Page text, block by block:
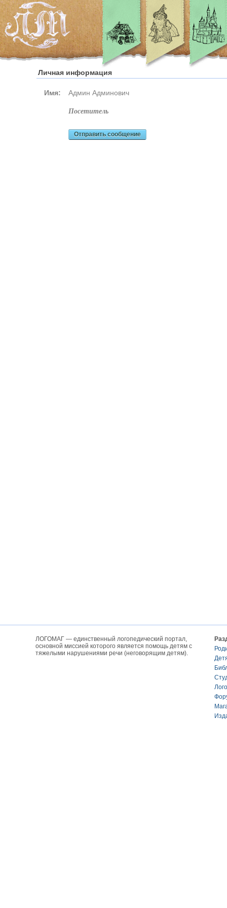
Личная информация
Имя: Админ Админович
посетитель
Отправить сообщение
ЛОГОМАГ — единственный логопедический портал,
основной миссией которого является помощь детям с
тяжелыми нарушениями речи (неговорящим детям).